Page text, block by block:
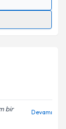
bir
Devamı